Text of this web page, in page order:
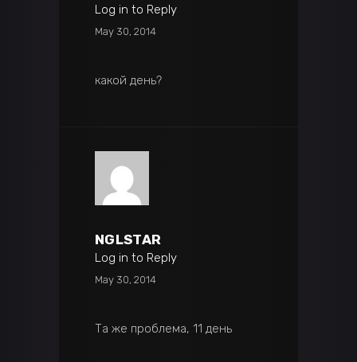
Log in to Reply
May 30, 2014
какой день?
NGLSTAR
Log in to Reply
May 30, 2014
Та же проблема, 11 день